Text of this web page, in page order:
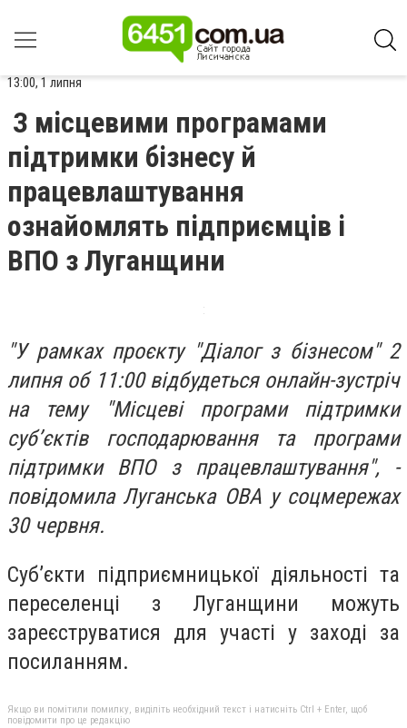
13:00, 1 липня
З місцевими програмами
підтримки бізнесу й
працевлаштування
ознайомлять підприємців і
ВПО з Луганщини
"У рамках проєкту "Діалог з бізнесом" 2
липня об 11:00 відбудеться онлайн-зустріч
на тему "Місцеві програми підтримки
суб’єктів господарювання та програми
підтримки ВПО з працевлаштування", -
повідомила Луганська ОВА у соцмережах
30 червня.
Суб’єкти підприємницької діяльності та
переселенці з Луганщини можуть
зареєструватися для участі у заході за
посиланням.
Якщо ви помітили помилку, виділіть необхідний текст і натисніть Ctrl + Enter, щоб
повідомити про це редакцію